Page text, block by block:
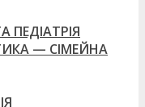
ПЕДІАТРІЯ
— СІМЕЙНА